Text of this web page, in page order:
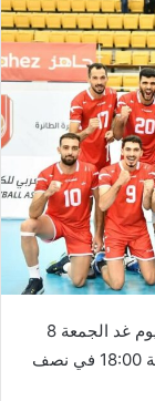
يواجه المنتخب الوطني التونسي للكرة الطائرة يوم غد الجمعة 8
نوفمبر 2024، المنتخب القطري بداية من الساعة 18:00 في نصف